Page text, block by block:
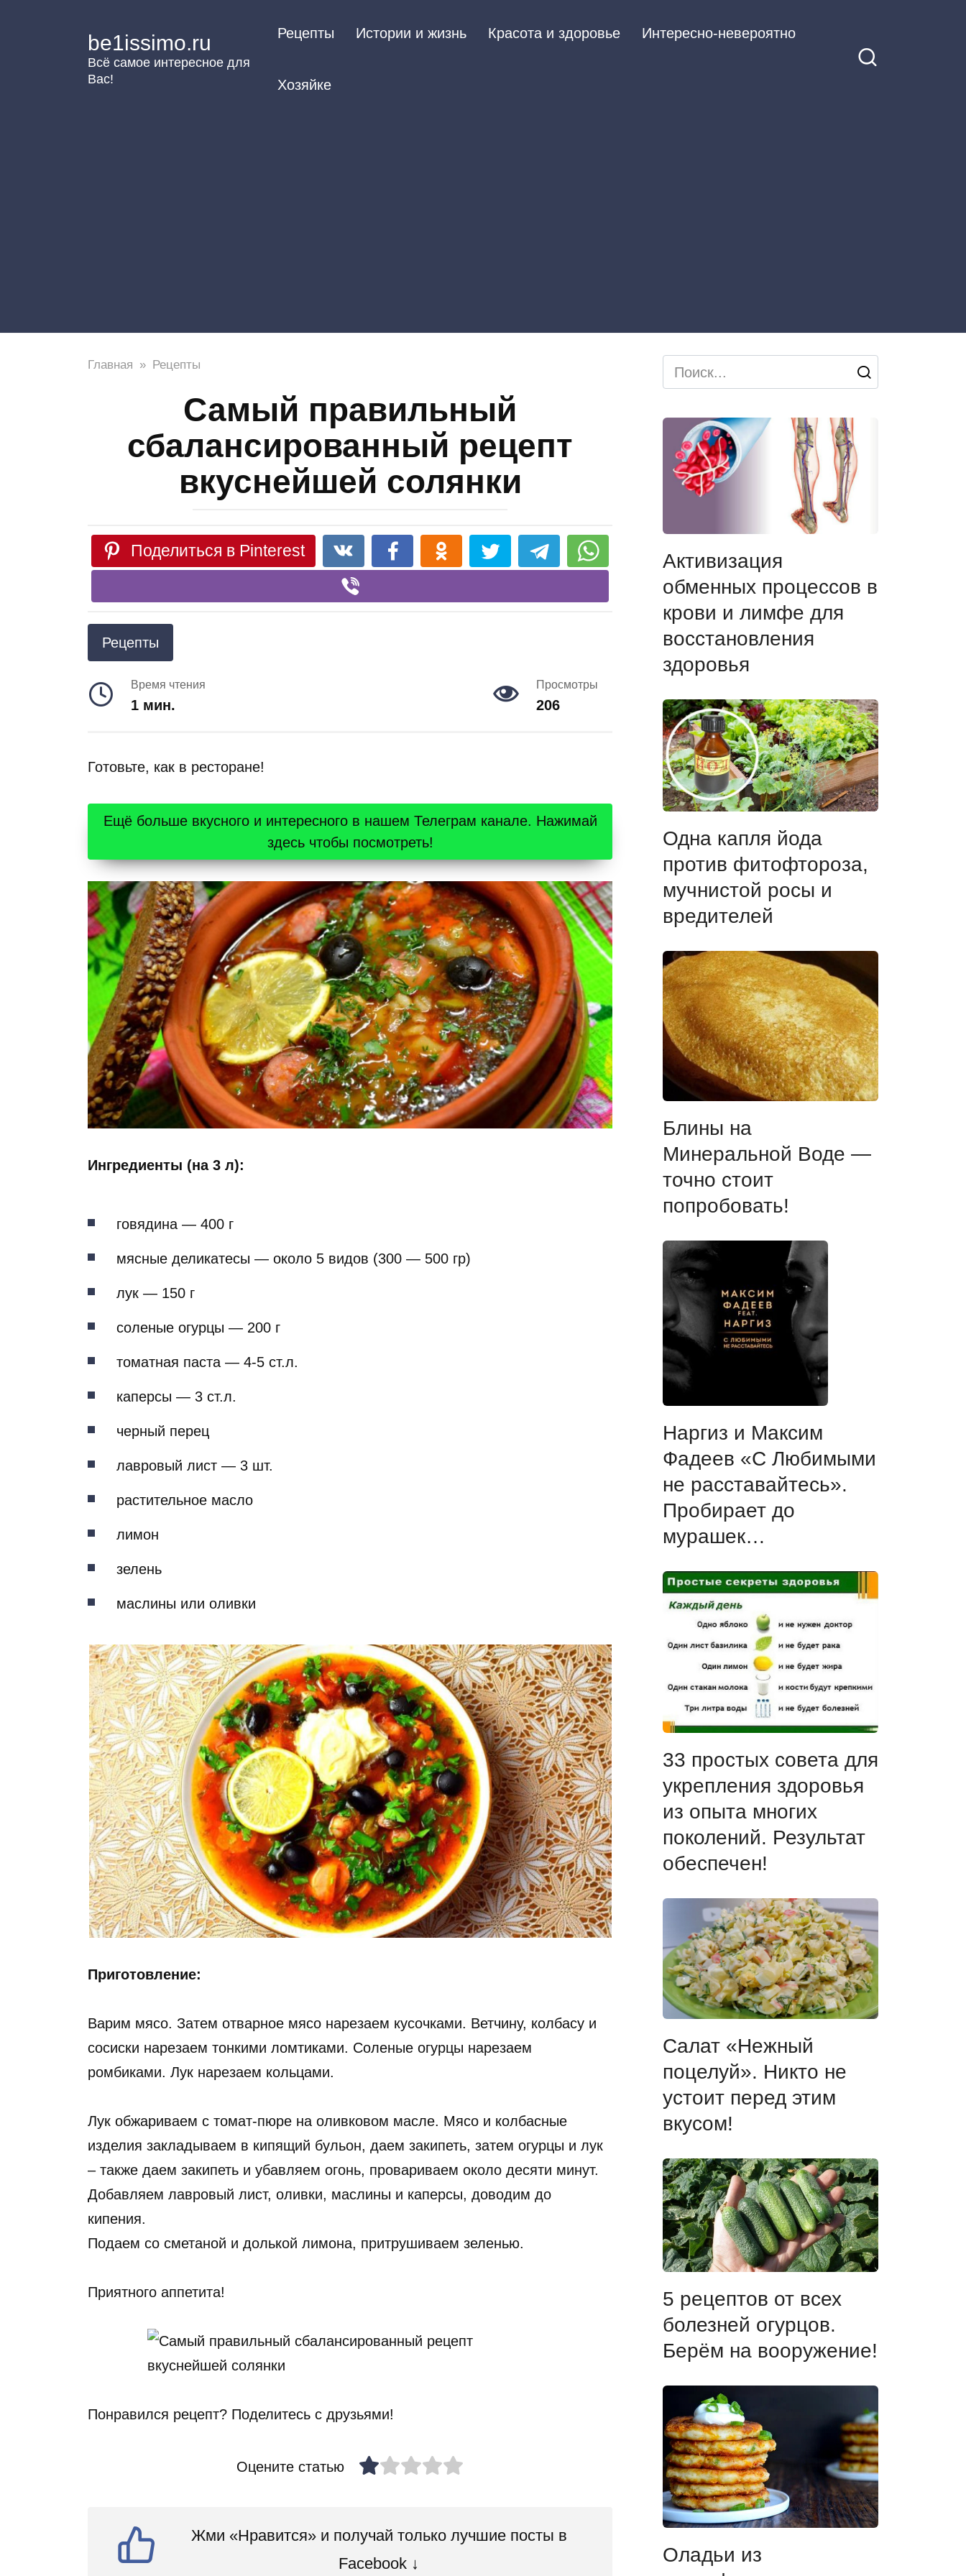
be1issimo.ru
Всё самое интересное для
Вас!
Рецепты Истории и жизнь Красота и здоровье Интересно-невероятно
Хозяйке
Главная » Рецепты
Самый правильный
сбалансированный рецепт
вкуснейшей солянки
Поделиться в Pinterest
Рецепты
Время чтения
1 мин.
Просмотры
206
Готовьте, как в ресторане!
Ещё больше вкусного и интересного в нашем Телеграм канале. Нажимай
здесь чтобы посмотреть!
Ингредиенты (на 3 л):
говядина — 400 г
мясные деликатесы — около 5 видов (300 — 500 гр)
лук — 150 г
соленые огурцы — 200 г
томатная паста — 4-5 ст.л.
каперсы — 3 ст.л.
черный перец
лавровый лист — 3 шт.
растительное масло
лимон
зелень
маслины или оливки
Приготовление:
Варим мясо. Затем отварное мясо нарезаем кусочками. Ветчину, колбасу и
сосиски нарезаем тонкими ломтиками. Соленые огурцы нарезаем
ромбиками. Лук нарезаем кольцами.
Лук обжариваем с томат-пюре на оливковом масле. Мясо и колбасные
изделия закладываем в кипящий бульон, даем закипеть, затем огурцы и лук
– также даем закипеть и убавляем огонь, провариваем около десяти минут.
Добавляем лавровый лист, оливки, маслины и каперсы, доводим до
кипения.
Подаем со сметаной и долькой лимона, притрушиваем зеленью.
Приятного аппетита!
Понравился рецепт? Поделитесь с друзьями!
Оцените статью
Жми «Нравится» и получай только лучшие посты в
Facebook ↓
Search
for:
Активизация
обменных процессов в
крови и лимфе для
восстановления
здоровья
Одна капля йода
против фитофтороза,
мучнистой росы и
вредителей
Блины на
Минеральной Воде —
точно стоит
попробовать!
Наргиз и Максим
Фадеев «С Любимыми
не расставайтесь».
Пробирает до
мурашек…
33 простых совета для
укрепления здоровья
из опыта многих
поколений. Результат
обеспечен!
Салат «Нежный
поцелуй». Никто не
устоит перед этим
вкусом!
5 рецептов от всех
болезней огурцов.
Берём на вооружение!
Оладьи из